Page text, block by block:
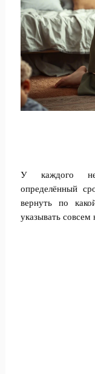
У каждого
определённый
вернуть по
указывать совсем